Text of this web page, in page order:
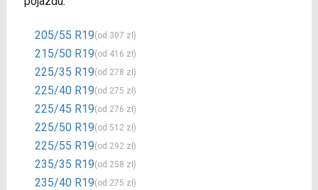
205/55 R19(od 307 zł)
215/50 R19(od 416 zł)
225/35 R19(od 278 zł)
225/40 R19(od 275 zł)
225/45 R19(od 276 zł)
225/50 R19(od 512 zł)
225/55 R19(od 292 zł)
235/35 R19(od 258 zł)
235/40 R19(od 275 zł)